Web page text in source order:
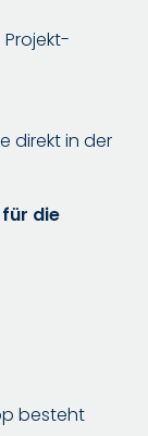
direkt in der
die
besteht